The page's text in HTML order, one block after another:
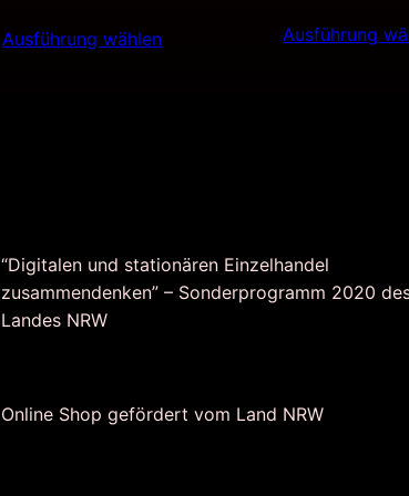
war:
ist:
Ausführung wählen
war:
Ausführung
“Digitalen und stationären Einzelhandel
zusammendenken” – Sonderprogramm 2020
Landes NRW
Online Shop gefördert vom Land NRW